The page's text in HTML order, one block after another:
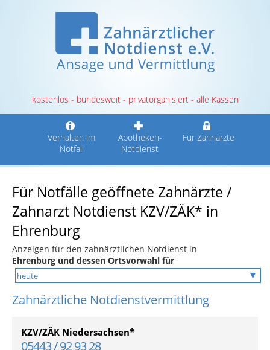
kostenlos - bundesweit - privatorganisiert - alle Kassen
Verhalten im
Notfall
Apotheken-
Notdienst
Für Zahnärzte
Für Notfälle geöffnete Zahnärzte /
Zahnarzt Notdienst KZV/ZÄK* in
Ehrenburg
Anzeigen für den zahnärztlichen Notdienst in
Ehrenburg und dessen Ortsvorwahl für
Zahnärztliche Notdienstvermittlung
KZV/ZÄK Niedersachsen*
05443 / 92 93 28